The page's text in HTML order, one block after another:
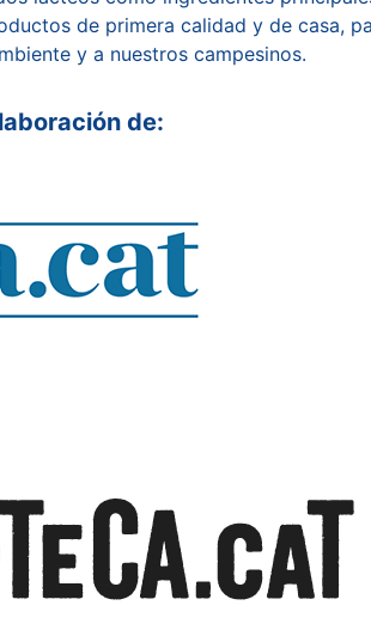
de primera calidad y de casa,
y a nuestros campesinos.
de: